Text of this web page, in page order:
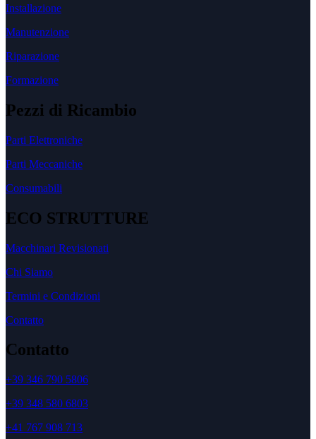
Installazione
Manutenzione
Riparazione
Formazione
Pezzi di Ricambio
Parti Elettroniche
Parti Meccaniche
Consumabili
ECO STRUTTURE
Macchinari Revisionati
Chi Siamo
Termini e Condizioni
Contatto
Contatto
+39 346 790 5806
+39 348 580 6803
+41 767 908 713